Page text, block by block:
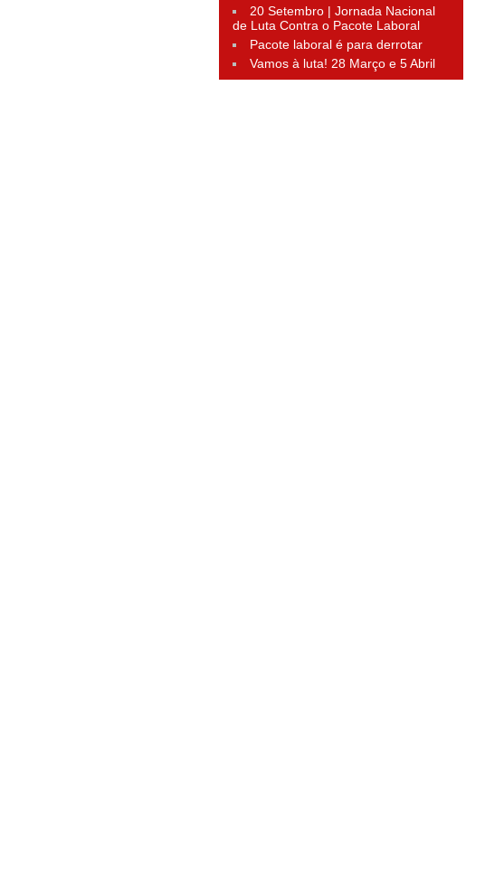
20 Setembro | Jornada Nacional
de Luta Contra o Pacote Laboral
Pacote laboral é para derrotar
Vamos à luta! 28 Março e 5 Abril